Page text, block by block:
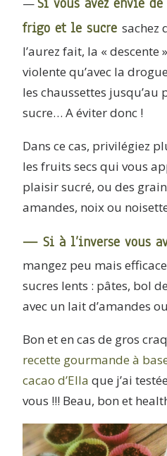
—Si vous avez envie
frigo et le sucre sachez
l’aurez fait, la « descente
violente qu’avec la
les chaussettes jusqu’au
sucre… A éviter donc !
Dans ce cas, privilégiez
les fruits secs qui vous
plaisir sucré, ou des
amandes, noix ou
— Si à l’inverse vous
mangez peu mais
sucres lents : pâtes, bol
avec un lait d’amandes
Bon et en cas de gros
recette gourmande à
cacao d’Ella que j’ai
vous !!! Beau, bon et